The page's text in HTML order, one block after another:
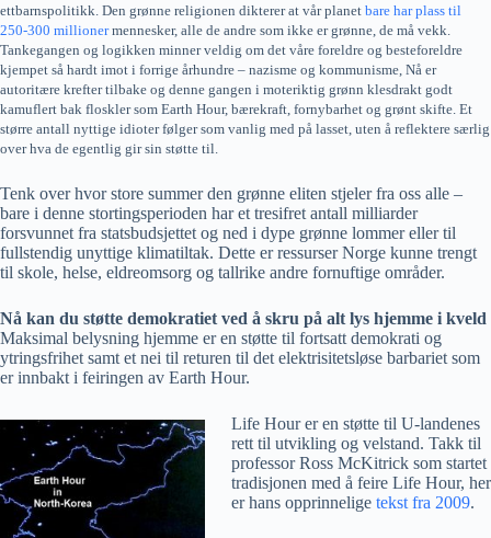
ettbarnspolitikk. Den grønne religionen dikterer at vår planet bare har plass til
250-300 millionermennesker, alle de andre som ikke er grønne, de må vekk.
Tankegangen og logikken minner veldig om det våre foreldre og besteforeldre
kjempet så hardt imot i forrige århundre – nazisme og kommunisme, Nå er
autoritære krefter tilbake og denne gangen i moteriktig grønn klesdrakt godt
kamuflert bak floskler som Earth Hour, bærekraft, fornybarhet og grønt skifte. Et
større antall nyttige idioter følger som vanlig med på lasset, uten å reflektere særlig
over hva de egentlig gir sin støtte til.
Tenk over hvor store summer den grønne eliten stjeler fra oss alle –
bare i denne stortingsperioden har et tresifret antall milliarder
forsvunnet fra statsbudsjettet og ned i dype grønne lommer eller til
fullstendig unyttige klimatiltak. Dette er ressurser Norge kunne trengt
til skole, helse, eldreomsorg og tallrike andre fornuftige områder.
Nå kan du støtte demokratiet ved å skru på alt lys hjemme i kveld
Maksimal belysning hjemme er en støtte til fortsatt demokrati og
ytringsfrihet samt et nei til returen til det elektrisitetsløse barbariet som
er innbakt i feiringen av Earth Hour.
Life Hour er en støtte til U-landenes
rett til utvikling og velstand. Takk til
professor Ross McKitrick som startet
tradisjonen med å feire Life Hour, her
er hans opprinnelige tekst fra 2009.